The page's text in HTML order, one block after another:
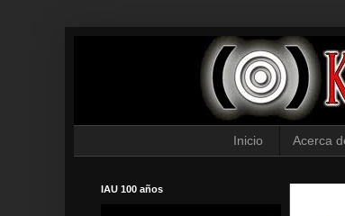
Inicio Acerca
IAU 100 años